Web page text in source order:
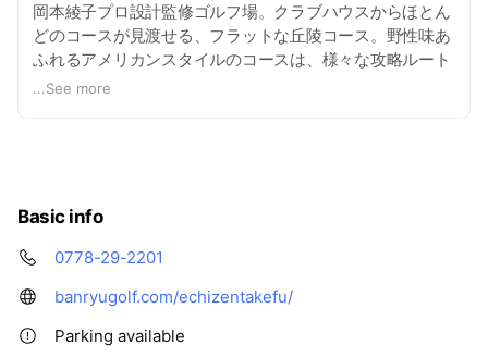
岡本綾子プロ設計監修ゴルフ場。クラブハウスからほとん
どのコースが見渡せる、フラットな丘陵コース。野性味あ
ふれるアメリカンスタイルのコースは、様々な攻略ルート
を持ち、すべてのゴルファーの挑戦意欲をかきたてます。
...See more
Basic info
0778-29-2201
banryugolf.com/echizentakefu/
Parking available